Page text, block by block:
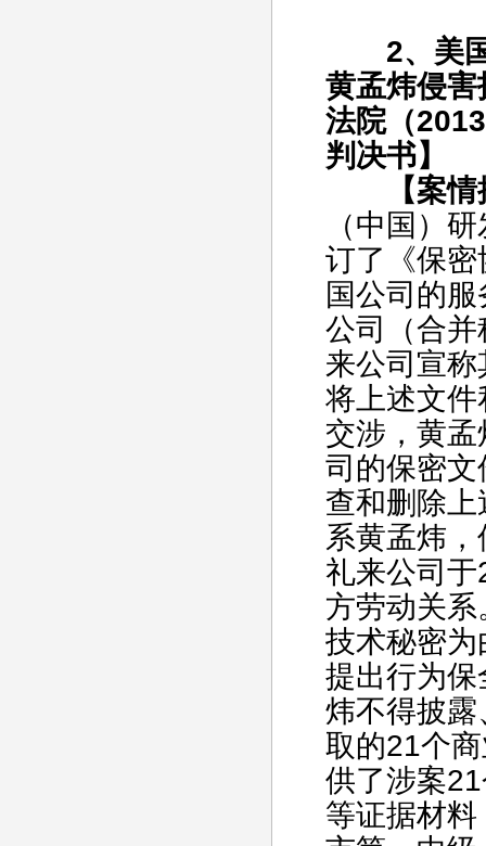
2、美国
黄孟炜侵
法院（
判决书】
【案情
（中国）
订了《保
国公司的
公司（合
来公司宣
将上述文
交涉，黄
司的保密
查和删除
系黄孟炜
礼来公司
方劳动关
技术秘密
提出行为
炜不得披
取的21个
供了涉案
等证据材